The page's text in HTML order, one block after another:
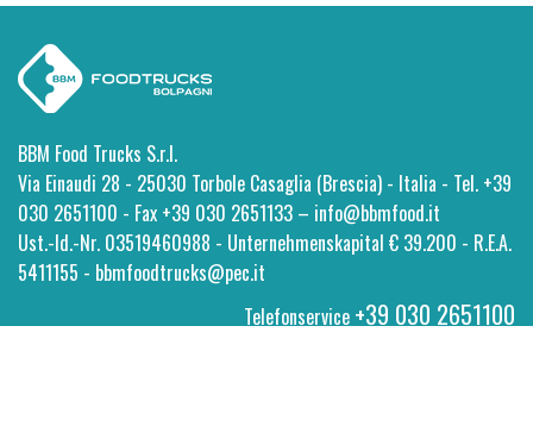
BBM Food Trucks S.r.l.
Via Einaudi 28 - 25030 Torbole Casaglia (Brescia) - Italia - Tel. +39
030 2651100 - Fax +39 030 2651133 – info@bbmfood.it
Ust.-Id.-Nr. 03519460988 - Unternehmenskapital € 39.200 - R.E.A.
5411155 - bbmfoodtrucks@pec.it
Telefonservice +39 030 2651100